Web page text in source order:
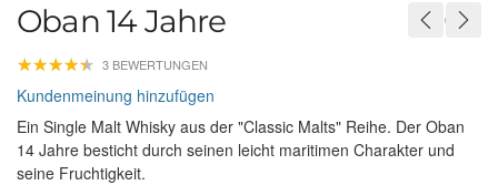
Oban 14 Jahre
★★★★★
★★★★★ 3 BEWERTUNGEN
Kundenmeinung hinzufügen
Ein Single Malt Whisky aus der "Classic Malts" Reihe. Der Oban
14 Jahre besticht durch seinen leicht maritimen Charakter und
seine Fruchtigkeit.